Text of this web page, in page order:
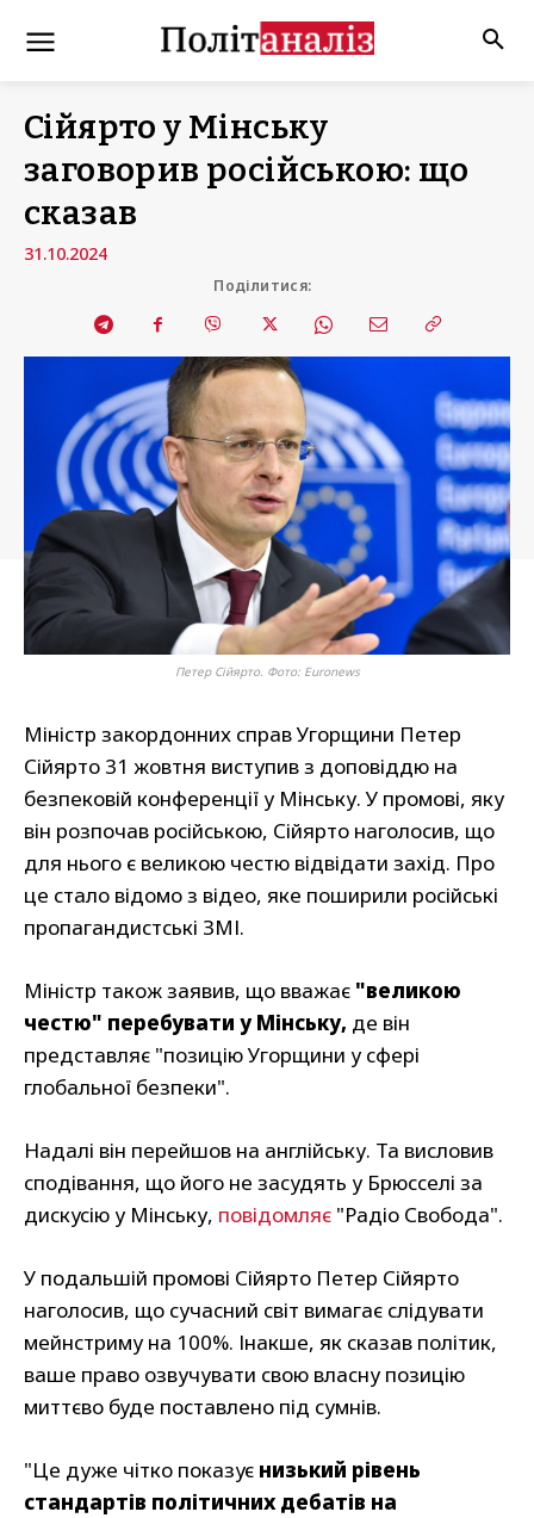
Сійярто у Мінську
заговорив російською: що
сказав
31.10.2024
Поділитися:
Петер Сійярто. Фото: Еuronews
Міністр закордонних справ Угорщини Петер
Сійярто 31 жовтня виступив з доповіддю на
безпековій конференції у Мінську. У промові, яку
він розпочав російською, Сійярто наголосив, що
для нього є великою честю відвідати захід. Про
це стало відомо з відео, яке поширили російські
пропагандистські ЗМІ.
Міністр також заявив, що вважає "великою
честю" перебувати у Мінську, де він
представляє "позицію Угорщини у сфері
глобальної безпеки".
Надалі він перейшов на англійську. Та висловив
сподівання, що його не засудять у Брюсселі за
дискусію у Мінську, повідомляє "Радіо Свобода".
У подальшій промові Сійярто Петер Сійярто
наголосив, що сучасний світ вимагає слідувати
мейнстриму на 100%. Інакше, як сказав політик,
ваше право озвучувати свою власну позицію
миттєво буде поставлено під сумнів.
"Це дуже чітко показує низький рівень
стандартів політичних дебатів на